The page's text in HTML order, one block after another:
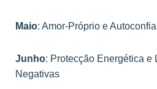
Maio: Amor-Próprio e
Junho: Protecção Energética e
Negativas